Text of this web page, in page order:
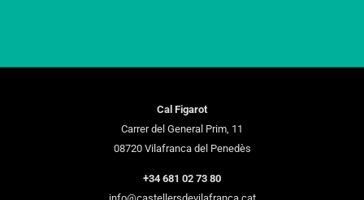
Cal Figarot
Carrer del General Prim, 11
08720 Vilafranca del Penedès
+34 681 02 73 80